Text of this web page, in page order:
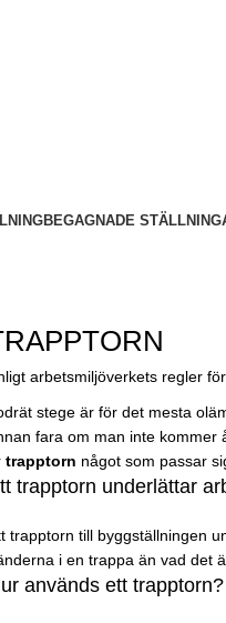
BEGAGNADE
arbetsmiljöverkets regler
stege är för det mesta
fara om man inte kommer
trapptorn något som passar
trapptorn underlättar
trapptorn till byggställningen
i en trappa än vad det
används ett trapptorn?